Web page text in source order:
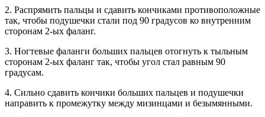
2. Распрямить пальцы и сдавить кончиками противоположные
так, чтобы подушечки стали под 90 градусов ко внутренним
сторонам 2-ых фаланг.
3. Ногтевые фаланги больших пальцев отогнуть к тыльным
сторонам 2-ых фаланг так, чтобы угол стал равным 90
градусам.
4. Сильно сдавить кончики больших пальцев и подушечки
направить к промежутку между мизинцами и безымянными.